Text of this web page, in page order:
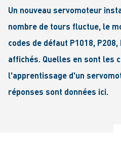
Un nouveau servomoteur
nombre de tours fluctue, le
codes de défaut P1018,
affichés. Quelles en sont les
l'apprentissage d'un
réponses sont données ici.